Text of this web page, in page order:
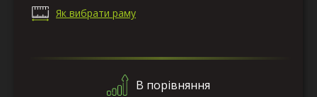
Як вибрати раму
В порівняння